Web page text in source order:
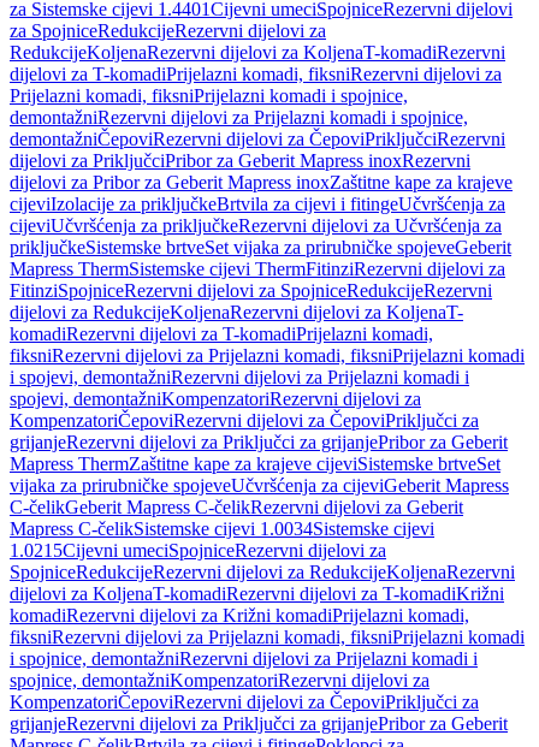
za Sistemske cijevi 1.4401Cijevni umeciSpojniceRezervni dijelovi
za SpojniceRedukcijeRezervni dijelovi za
RedukcijeKoljenaRezervni dijelovi za KoljenaT-komadiRezervni
dijelovi za T-komadiPrijelazni komadi, fiksniRezervni dijelovi za
Prijelazni komadi, fiksniPrijelazni komadi i spojnice,
demontažniRezervni dijelovi za Prijelazni komadi i spojnice,
demontažniČepoviRezervni dijelovi za ČepoviPriključciRezervni
dijelovi za PriključciPribor za Geberit Mapress inoxRezervni
dijelovi za Pribor za Geberit Mapress inoxZaštitne kape za krajeve
cijeviIzolacije za priključkeBrtvila za cijevi i fitingeUčvršćenja za
cijeviUčvršćenja za priključkeRezervni dijelovi za Učvršćenja za
priključkeSistemske brtveSet vijaka za prirubničke spojeveGeberit
Mapress ThermSistemske cijevi ThermFitinziRezervni dijelovi za
FitinziSpojniceRezervni dijelovi za SpojniceRedukcijeRezervni
dijelovi za RedukcijeKoljenaRezervni dijelovi za KoljenaT-
komadiRezervni dijelovi za T-komadiPrijelazni komadi,
fiksniRezervni dijelovi za Prijelazni komadi, fiksniPrijelazni komadi
i spojevi, demontažniRezervni dijelovi za Prijelazni komadi i
spojevi, demontažniKompenzatoriRezervni dijelovi za
KompenzatoriČepoviRezervni dijelovi za ČepoviPriključci za
grijanjeRezervni dijelovi za Priključci za grijanjePribor za Geberit
Mapress ThermZaštitne kape za krajeve cijeviSistemske brtveSet
vijaka za prirubničke spojeveUčvršćenja za cijeviGeberit Mapress
C-čelikGeberit Mapress C-čelikRezervni dijelovi za Geberit
Mapress C-čelikSistemske cijevi 1.0034Sistemske cijevi
1.0215Cijevni umeciSpojniceRezervni dijelovi za
SpojniceRedukcijeRezervni dijelovi za RedukcijeKoljenaRezervni
dijelovi za KoljenaT-komadiRezervni dijelovi za T-komadiKrižni
komadiRezervni dijelovi za Križni komadiPrijelazni komadi,
fiksniRezervni dijelovi za Prijelazni komadi, fiksniPrijelazni komadi
i spojnice, demontažniRezervni dijelovi za Prijelazni komadi i
spojnice, demontažniKompenzatoriRezervni dijelovi za
KompenzatoriČepoviRezervni dijelovi za ČepoviPriključci za
grijanjeRezervni dijelovi za Priključci za grijanjePribor za Geberit